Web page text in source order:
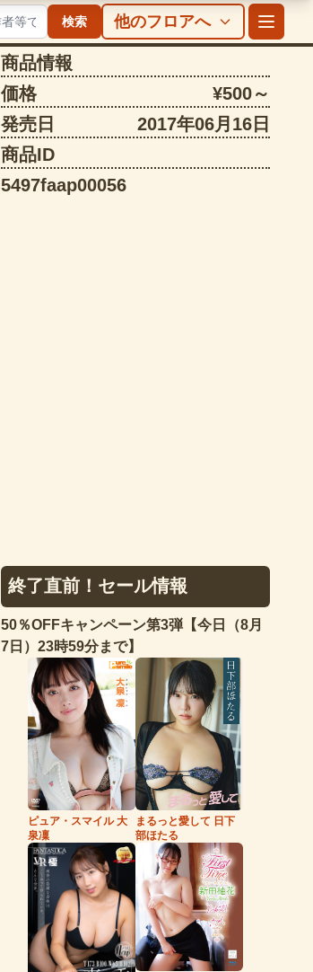
検索 他のフロアへ
商品情報
価格
¥500～
発売日
2017年06月16日
商品ID
5497faap00056
終了直前！セール情報
50％OFFキャンペーン第3弾【今日（8月
7日）23時59分まで】
ピュア・スマイル 大
泉凜
まるっと愛して 日下
部ほたる